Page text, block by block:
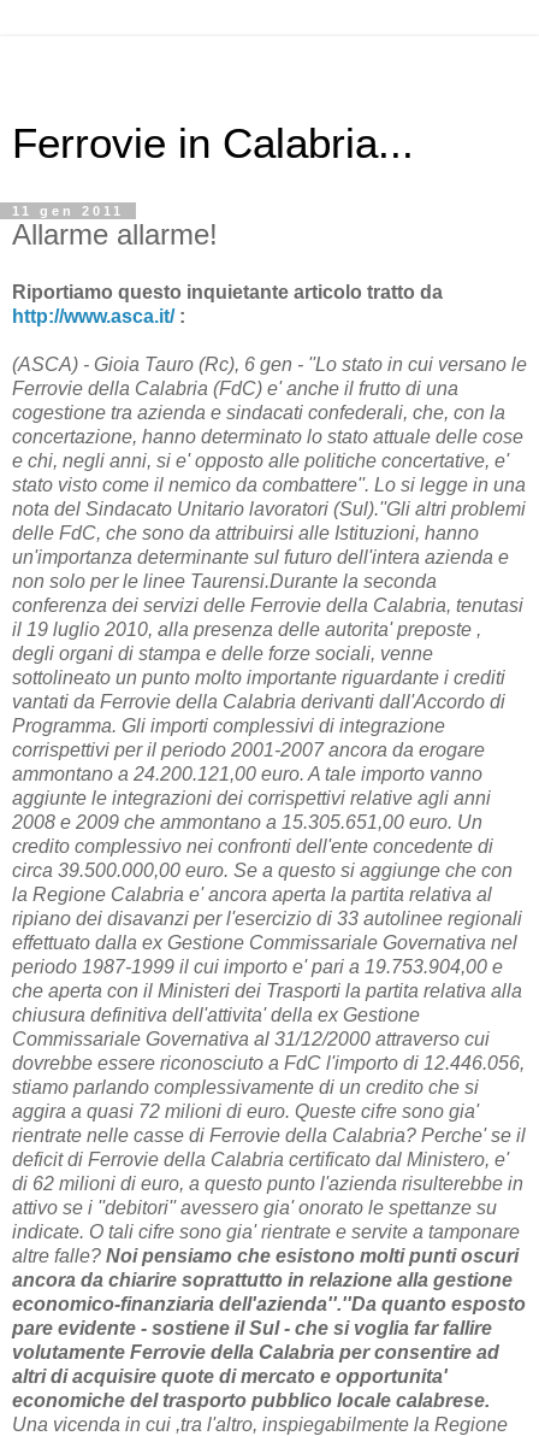
Ferrovie in Calabria...
11 gen 2011
Allarme allarme!
Riportiamo questo inquietante articolo tratto da
http://www.asca.it/:
(ASCA) - Gioia Tauro (Rc), 6 gen - ''Lo stato in cui versano le
Ferrovie della Calabria (FdC) e' anche il frutto di una
cogestione tra azienda e sindacati confederali, che, con la
concertazione, hanno determinato lo stato attuale delle cose
e chi, negli anni, si e' opposto alle politiche concertative, e'
stato visto come il nemico da combattere''. Lo si legge in una
nota del Sindacato Unitario lavoratori (Sul).''Gli altri problemi
delle FdC, che sono da attribuirsi alle Istituzioni, hanno
un'importanza determinante sul futuro dell'intera azienda e
non solo per le linee Taurensi.Durante la seconda
conferenza dei servizi delle Ferrovie della Calabria, tenutasi
il 19 luglio 2010, alla presenza delle autorita' preposte ,
degli organi di stampa e delle forze sociali, venne
sottolineato un punto molto importante riguardante i crediti
vantati da Ferrovie della Calabria derivanti dall'Accordo di
Programma. Gli importi complessivi di integrazione
corrispettivi per il periodo 2001-2007 ancora da erogare
ammontano a 24.200.121,00 euro. A tale importo vanno
aggiunte le integrazioni dei corrispettivi relative agli anni
2008 e 2009 che ammontano a 15.305.651,00 euro. Un
credito complessivo nei confronti dell'ente concedente di
circa 39.500.000,00 euro. Se a questo si aggiunge che con
la Regione Calabria e' ancora aperta la partita relativa al
ripiano dei disavanzi per l'esercizio di 33 autolinee regionali
effettuato dalla ex Gestione Commissariale Governativa nel
periodo 1987-1999 il cui importo e' pari a 19.753.904,00 e
che aperta con il Ministeri dei Trasporti la partita relativa alla
chiusura definitiva dell'attivita' della ex Gestione
Commissariale Governativa al 31/12/2000 attraverso cui
dovrebbe essere riconosciuto a FdC l'importo di 12.446.056,
stiamo parlando complessivamente di un credito che si
aggira a quasi 72 milioni di euro. Queste cifre sono gia'
rientrate nelle casse di Ferrovie della Calabria? Perche' se il
deficit di Ferrovie della Calabria certificato dal Ministero, e'
di 62 milioni di euro, a questo punto l'azienda risulterebbe in
attivo se i ''debitori'' avessero gia' onorato le spettanze su
indicate. O tali cifre sono gia' rientrate e servite a tamponare
altre falle? Noi pensiamo che esistono molti punti oscuri
ancora da chiarire soprattutto in relazione alla gestione
economico-finanziaria dell'azienda''.''Da quanto esposto
pare evidente - sostiene il Sul - che si voglia far fallire
volutamente Ferrovie della Calabria per consentire ad
altri di acquisire quote di mercato e opportunita'
economiche del trasporto pubblico locale calabrese.
Una vicenda in cui ,tra l'altro, inspiegabilmente la Regione